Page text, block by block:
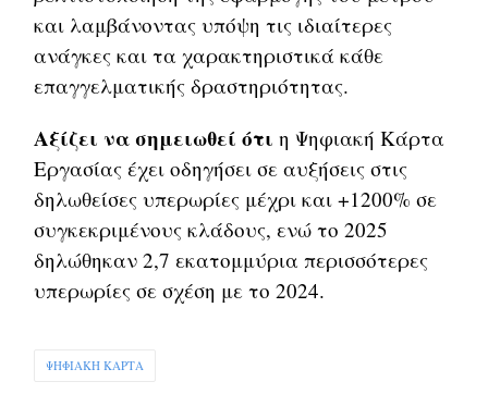
και λαμβάνοντας υπόψη τις ιδιαίτερες
ανάγκες και τα χαρακτηριστικά κάθε
επαγγελματικής δραστηριότητας.
Αξίζει να σημειωθεί ότι η Ψηφιακή Κάρτα
Εργασίας έχει οδηγήσει σε αυξήσεις στις
δηλωθείσες υπερωρίες μέχρι και +1200% σε
συγκεκριμένους κλάδους, ενώ το 2025
δηλώθηκαν 2,7 εκατομμύρια περισσότερες
υπερωρίες σε σχέση με το 2024.
ΨΗΦΙΑΚΗ ΚΑΡΤΑ